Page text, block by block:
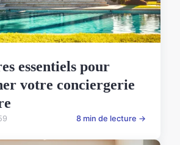
essentiels pour
votre conciergerie
8 min de lecture →